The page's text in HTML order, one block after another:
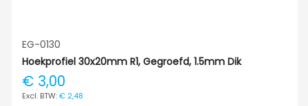
EG-0130
Hoekprofiel 30x20mm R1, Gegroefd, 1.5mm Dik
€ 3,00
€ 2,48